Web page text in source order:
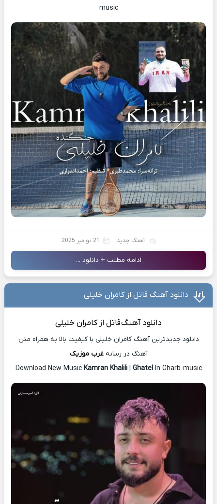
music
آهنگ جدید 21 نوامبر 2025
ادامه مطلب + دانلود ...
دانلود آهنگ قاتل از کامران خلیلی
دانلود آهنگقاتل ازکامران خلیلی
دانلود جدیدترین آهنگ کامران خلیلی با کیفیت بالا به همراه متن
آهنگ در رسانهغرب موزیک
Download New Music Kamran Khalili| GhatelIn Gharb-music